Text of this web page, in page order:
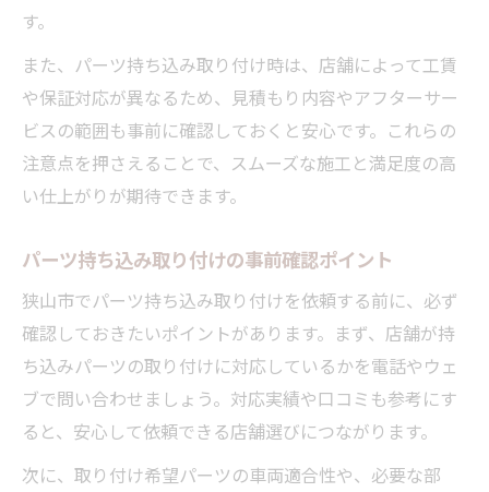
パーツ持ち込み取り付けで対応できる作業
範囲
カー用品取り付け持ち込みで依頼できる内
容
新品ステアリング持ち込み時の注意ポイン
新品パーツを狭山市で効率よく装着するコツ
パーツ持ち込み取り付けの時短テクニック
新品パーツ持ち込みで効率的に依頼する方
法
社外パーツ取り付け店舗選びで失敗しない
コツ
カー用品取り付け持ち込みで納得の仕上が
す。
また、パーツ持ち込み取り付け時は、店舗によって工賃
や保証対応が異なるため、見積もり内容やアフターサー
ビスの範囲も事前に確認しておくと安心です。これらの
注意点を押さえることで、スムーズな施工と満足度の高
い仕上がりが期待できます。
パーツ持ち込み取り付けの事前確認ポイント
狭山市でパーツ持ち込み取り付けを依頼する前に、必ず
確認しておきたいポイントがあります。まず、店舗が持
ち込みパーツの取り付けに対応しているかを電話やウェ
ブで問い合わせましょう。対応実績や口コミも参考にす
ると、安心して依頼できる店舗選びにつながります。
次に、取り付け希望パーツの車両適合性や、必要な部